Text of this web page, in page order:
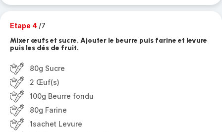
Etape 4 /7
Mixer œufs et sucre. Ajouter le beurre puis farine et levure
puis les dés de fruit.
80g Sucre
2 Œuf(s)
100g Beurre fondu
80g Farine
1sachet Levure